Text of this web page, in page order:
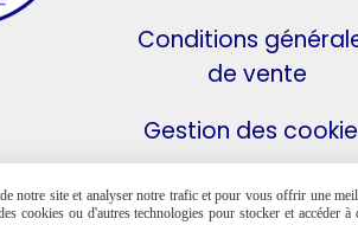
Conditions
de vente
Gestion des
notre site et analyser notre trafic et pour vous offrir une
cookies ou d'autres technologies pour stocker et accéder à